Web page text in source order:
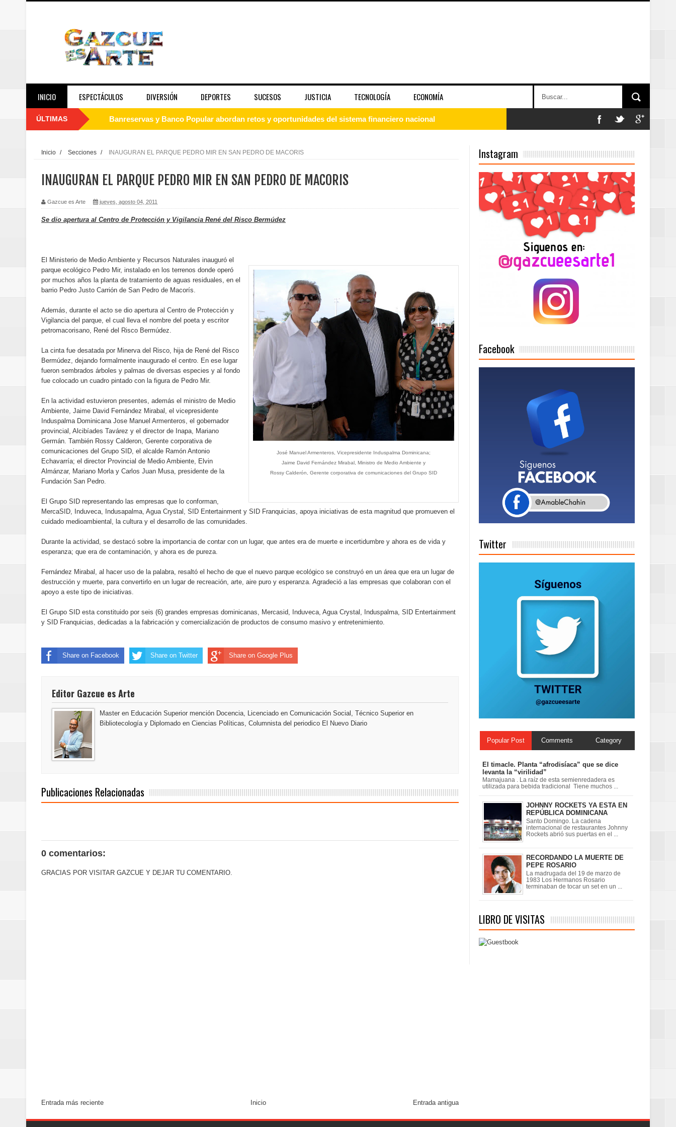
INICIO ESPECTÁCULOS DIVERSIÓN DEPORTES SUCESOS JUSTICIA TECNOLOGÍA ECONOMÍA
ÚLTIMAS Banreservas y Banco Popular abordan retos y oportunidades del sistema financiero nacional
Humano Seguros inaugura nueva localidad de Oficina Regional Este en La Romana
Banreservas destina RD$5,000 millones para emprendedoras en la segunda edición del Summit Mujer Pymes
Maridalia Hernández y El Canario se unen al regreso de Pavel Núñez y su “Bipolarband” a Hard Rock Café Santo
Doctor Leonardo Aguilera afirma que Banreservas seguirá impulsando la seguridad alimentaria tras salida de RD
Banreservas y sus filiales realizan en Santiago el segundo Foro del Ahorro y la Inversión “Reserva tu Capital”
Banreservas inaugura oficina en el Centro de Retención de Vehículos de Pedro Brand
SEPROI obtiene certificación ISO 37001 y se convierte en la primera empresa del sector con Sistema de Gestión
Antisoborno certificado
Humano Seguros transforma la emisión de pólizas con Inteligencia Artificial y reduce el proceso de días a
La Orquesta Sinfónica Nacional y el Coro Nacional Dominicano pondrán su sello a la Ceremonia Centenaria bajo
la batuta del maestro José Antonio Molina
Banreservas otorga financiamientos superiores a RD$117 millones en proyecto Nuevas Esperanzas
Euromoney reconoce a Banreservas como Mejor Banco del Caribe y le otorga cinco premios adicionales
Banreservas recibe nuevamente la máxima calificación crediticia AAA.do de Moody's Local RD con perspectiva
Estable
de los Centroamericanos y del Caribe
Pavel Núñez y su Bipolarband deslumbran con una noche de fusiones e invitados de lujo en el Hard Rock Café
Inicio / Secciones / INAUGURAN EL PARQUE PEDRO MIR EN SAN PEDRO DE MACORIS
INAUGURAN EL PARQUE PEDRO MIR EN SAN PEDRO DE MACORIS
Gazcue es Arte jueves, agosto 04, 2011
Se dio apertura al Centro de Protección y Vigilancia René del Risco Bermúdez
José Manuel Armenteros, Vicepresidente Induspalma Dominicana;
Jaime David Fernández Mirabal, Ministro de Medio Ambiente y
Rossy Calderón, Gerente corporativa de comunicaciones del Grupo SID
El Ministerio de Medio Ambiente y Recursos Naturales inauguró el
parque ecológico Pedro Mir, instalado en los terrenos donde operó
por muchos años la planta de tratamiento de aguas residuales, en el
barrio Pedro Justo Carrión de San Pedro de Macorís.
Además, durante el acto se dio apertura al Centro de Protección y
Vigilancia del parque, el cual lleva el nombre del poeta y escritor
petromacorisano, René del Risco Bermúdez.
La cinta fue desatada por Minerva del Risco, hija de René del Risco
Bermúdez, dejando formalmente inaugurado el centro. En ese lugar
fueron sembrados árboles y palmas de diversas especies y al fondo
fue colocado un cuadro pintado con la figura de Pedro Mir.
En la actividad estuvieron presentes, además el ministro de Medio
Ambiente, Jaime David Fernández Mirabal, el vicepresidente
Induspalma Dominicana Jose Manuel Armenteros, el gobernador
provincial, Alcibíades Tavárez y el director de Inapa, Mariano
Germán. También Rossy Calderon, Gerente corporativa de
comunicaciones del Grupo SID, el alcalde Ramón Antonio
Echavarría; el director Provincial de Medio Ambiente, Elvin
Almánzar, Mariano Morla y Carlos Juan Musa, presidente de la
Fundación San Pedro.
El Grupo SID representando las empresas que lo conforman,
MercaSID, Induveca, Indusapalma, Agua Crystal, SID Entertainment y SID Franquicias, apoya iniciativas de esta magnitud que promueven el
cuidado medioambiental, la cultura y el desarrollo de las comunidades.
Durante la actividad, se destacó sobre la importancia de contar con un lugar, que antes era de muerte e incertidumbre y ahora es de vida y
esperanza; que era de contaminación, y ahora es de pureza.
Fernández Mirabal, al hacer uso de la palabra, resaltó el hecho de que el nuevo parque ecológico se construyó en un área que era un lugar de
destrucción y muerte, para convertirlo en un lugar de recreación, arte, aire puro y esperanza. Agradeció a las empresas que colaboran con el
apoyo a este tipo de iniciativas.
El Grupo SID esta constituido por seis (6) grandes empresas dominicanas, Mercasid, Induveca, Agua Crystal, Induspalma, SID Entertainment
y SID Franquicias, dedicadas a la fabricación y comercialización de productos de consumo masivo y entretenimiento.
Share on Facebook Share on Twitter Share on Google Plus
Editor Gazcue es Arte
Master en Educación Superior mención Docencia, Licenciado en Comunicación Social, Técnico Superior en
Bibliotecología y Diplomado en Ciencias Políticas, Columnista del periodico El Nuevo Diario
Publicaciones Relacionadas
0 comentarios:
GRACIAS POR VISITAR GAZCUE Y DEJAR TU COMENTARIO.
Entrada más reciente Entrada antigua
Inicio
Instagram
Facebook
Twitter
Popular Post Comments Category
El timacle. Planta “afrodisíaca” que se dice
levanta la “virilidad”
Mamajuana . La raíz de esta semienredadera es
utilizada para bebida tradicional Tiene muchos ...
JOHNNY ROCKETS YA ESTA EN
REPÚBLICA DOMINICANA
Santo Domingo. La cadena
internacional de restaurantes Johnny
Rockets abrió sus puertas en el ...
RECORDANDO LA MUERTE DE
PEPE ROSARIO
La madrugada del 19 de marzo de
1983 Los Hermanos Rosario
terminaban de tocar un set en un ...
LIBRO DE VISITAS